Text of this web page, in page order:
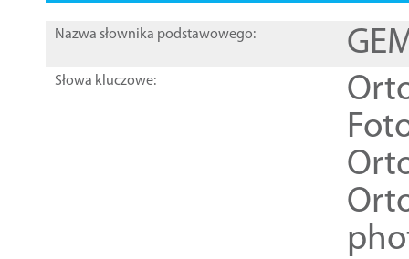
Nazwa słownika podstawowego:
Słowa kluczowe: